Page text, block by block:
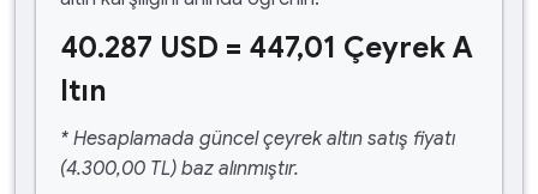
40.287 USD = 447,01 Çeyrek A
ltın
* Hesaplamada güncel çeyrek altın satış fiyatı
(4.300,00 TL) baz alınmıştır.